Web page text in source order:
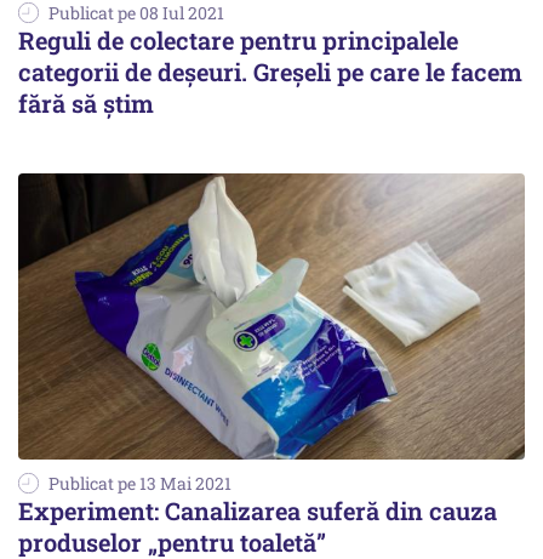
Publicat pe 08 Iul 2021
Reguli de colectare pentru principalele
categorii de deșeuri. Greșeli pe care le facem
fără să știm
Publicat pe 13 Mai 2021
Experiment: Canalizarea suferă din cauza
produselor „pentru toaletă”